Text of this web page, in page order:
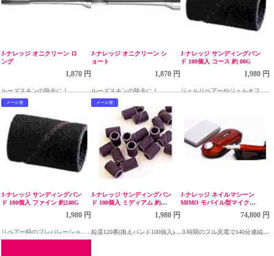
J-ナレッジ オニクリーン ロ
ング
1,870 円
ルーズスキンの除去に！
J-ナレッジ オニクリーン シ
ョート
1,870 円
ルーズスキンの除去に！
J-ナレッジ サンディングバン
ド 100個入 コース 約 80G
1,980 円
ジェルリペアーやジェルオフ
メール便
J-ナレッジ サンディングバン
ド 100個入 ファイン 約240G
1,980 円
リペアー時のプレパレーション
に
メール便
J-ナレッジ サンディングバン
ド 100個入 ミディアム 約
1,980 円
粒度120番(換えバンド100個入)マ
ンドレールにかぶせて使いま
J-ナレッジ ネイルマシーン
MIMO モバイル型マイクロ
74,800 円
３時間のフル充電で140分連続使